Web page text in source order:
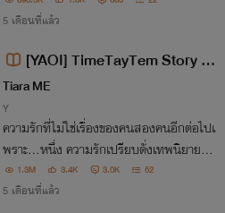
ะเป็นยังไง มาลุ้นกัน...
5 เดือนที่แล้ว
[YAOI] TimeTayTem Story :
รักโคตรร้าย สุดท้ายไม่รัก
Tiara ME
Y
ความรักที่ไม่ใช่เรื่องของคนสองคนอีกต่อไปเ
พราะ...หนึ่ง ความรักเปรียบดั่งเทพนิยาย ทั้
งมีเสน่ห์ หลงใหล เต็มไปด้วยความเพรียบพ
ร้อม แต่นำมาซึ่งความกดดัน หรือ... ความรั
1.3M 3.4K 3.0K 52
5 เดือนที่แล้ว